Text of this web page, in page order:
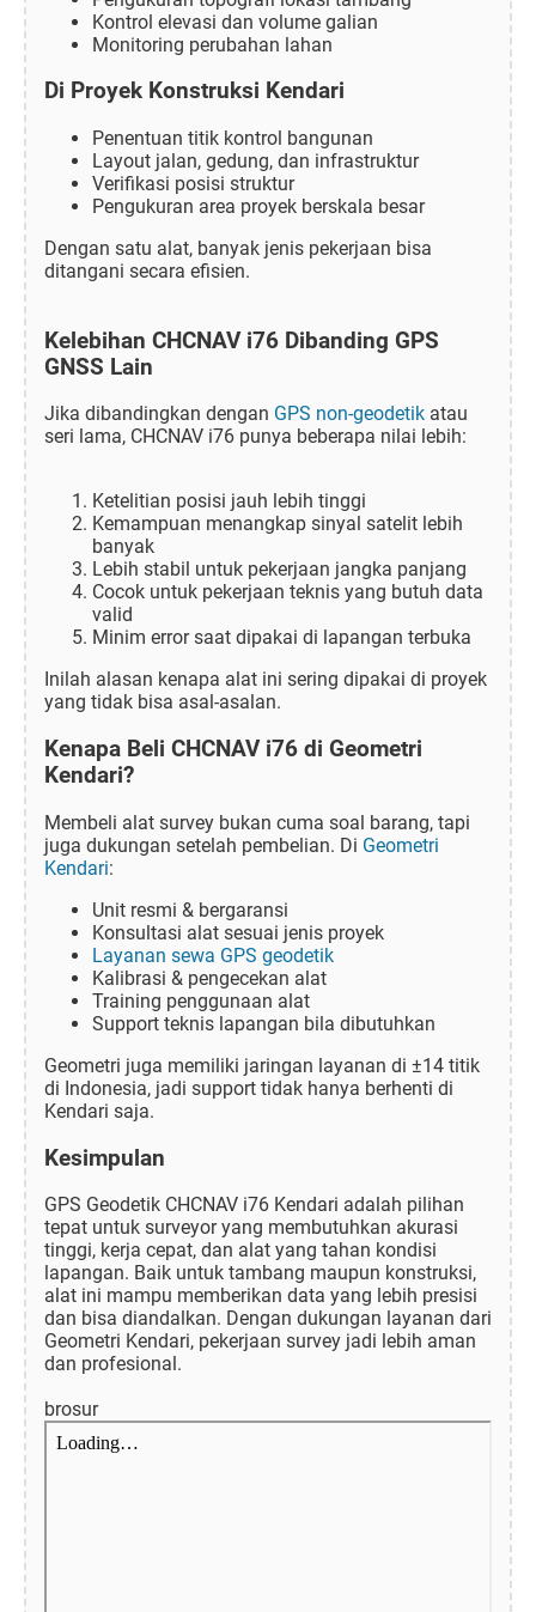
Kontrol elevasi dan volume galian
Monitoring perubahan lahan
Di Proyek Konstruksi Kendari
Penentuan titik kontrol bangunan
Layout jalan, gedung, dan infrastruktur
Verifikasi posisi struktur
Pengukuran area proyek berskala besar
Dengan satu alat, banyak jenis pekerjaan bisa
ditangani secara efisien.
Kelebihan CHCNAV i76 Dibanding GPS
GNSS Lain
Jika dibandingkan dengan GPS non-geodetik atau
seri lama, CHCNAV i76 punya beberapa nilai lebih:
Ketelitian posisi jauh lebih tinggi
Kemampuan menangkap sinyal satelit lebih
banyak
Lebih stabil untuk pekerjaan jangka panjang
Cocok untuk pekerjaan teknis yang butuh data
valid
Minim error saat dipakai di lapangan terbuka
Inilah alasan kenapa alat ini sering dipakai di proyek
yang tidak bisa asal-asalan.
Kenapa Beli CHCNAV i76 di Geometri
Kendari?
Membeli alat survey bukan cuma soal barang, tapi
juga dukungan setelah pembelian. Di Geometri
Kendari:
Unit resmi & bergaransi
Konsultasi alat sesuai jenis proyek
Layanan sewa GPS geodetik
Kalibrasi & pengecekan alat
Training penggunaan alat
Support teknis lapangan bila dibutuhkan
Geometri juga memiliki jaringan layanan di ±14 titik
di Indonesia, jadi support tidak hanya berhenti di
Kendari saja.
Kesimpulan
GPS Geodetik CHCNAV i76 Kendari adalah pilihan
tepat untuk surveyor yang membutuhkan akurasi
tinggi, kerja cepat, dan alat yang tahan kondisi
lapangan. Baik untuk tambang maupun konstruksi,
alat ini mampu memberikan data yang lebih presisi
dan bisa diandalkan. Dengan dukungan layanan dari
Geometri Kendari, pekerjaan survey jadi lebih aman
dan profesional.
brosur